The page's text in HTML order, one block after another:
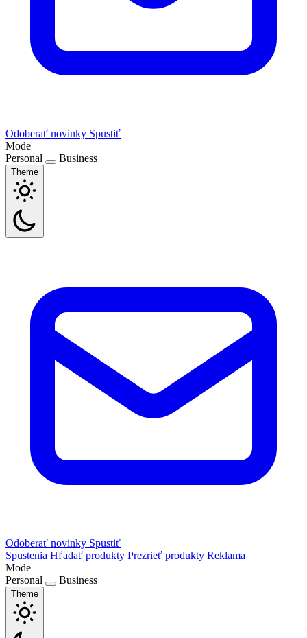
Odoberať novinky Spustiť
Mode
Personal
Business
Theme
Odoberať novinky Spustiť
Spustenia Hľadať produkty Prezrieť produkty Reklama
Mode
Personal
Business
Theme